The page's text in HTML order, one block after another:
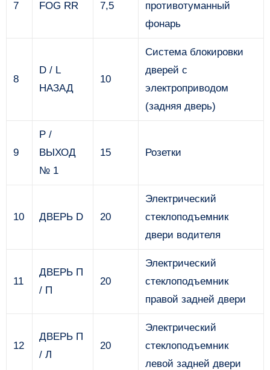
7 FOG RR 7,5
противотуманный
фонарь
8
D / L
НАЗАД
10
Система блокировки
дверей с
электроприводом
(задняя дверь)
9
P /
ВЫХОД
№ 1
15 Розетки
10 ДВЕРЬ D 20
Электрический
стеклоподъемник
двери водителя
11
ДВЕРЬ П
/ П
20
Электрический
стеклоподъемник
правой задней двери
12
ДВЕРЬ П
/ Л
20
Электрический
стеклоподъемник
левой задней двери